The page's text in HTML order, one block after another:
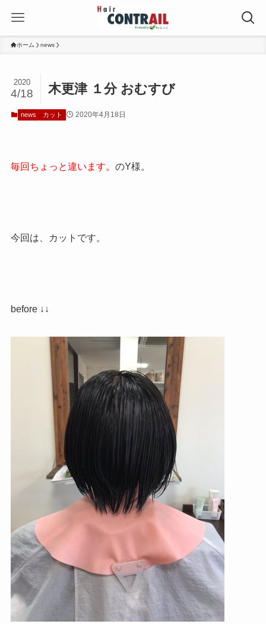
ホーム news
木更津 １分 おむすび
2020
4/18
news カット 2020年4月18日
毎回ちょっと違います。 のY様。
今回は、カットです。
before ↓↓